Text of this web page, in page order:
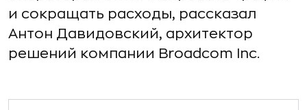
и сокращать расходы, рассказал
Антон Давидовский, архитектор
решений компании Broadcom Inc.